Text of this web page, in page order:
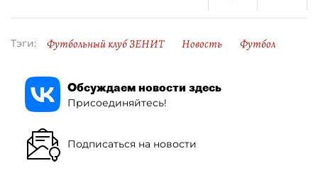
Тэги: Футбольный клуб ЗЕНИТ Новость Футбол
Обсуждаем новости здесь
Присоединяйтесь!
Подписаться на новости